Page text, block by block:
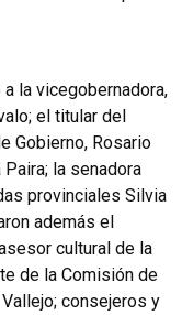
la vicegobernadora,
el titular del
Gobierno, Rosario
la senadora
provinciales Silvia
además el
cultural de la
de la Comisión de
consejeros y